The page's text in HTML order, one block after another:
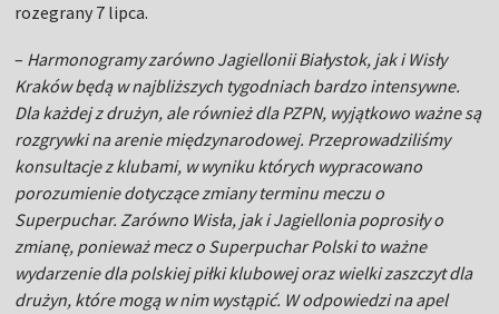
rozegrany 7 lipca.
– Harmonogramy zarówno Jagiellonii Białystok, jak i Wisły
Kraków będą w najbliższych tygodniach bardzo intensywne.
Dla każdej z drużyn, ale również dla PZPN, wyjątkowo ważne są
rozgrywki na arenie międzynarodowej. Przeprowadziliśmy
konsultacje z klubami, w wyniku których wypracowano
porozumienie dotyczące zmiany terminu meczu o
Superpuchar. Zarówno Wisła, jak i Jagiellonia poprosiły o
zmianę, ponieważ mecz o Superpuchar Polski to ważne
wydarzenie dla polskiej piłki klubowej oraz wielki zaszczyt dla
drużyn, które mogą w nim wystąpić. W odpowiedzi na apel